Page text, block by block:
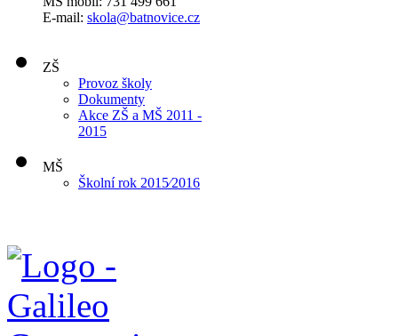
E-mail: skola@batnovice.cz
ZŠ
Provoz školy
Dokumenty
Akce ZŠ a MŠ 2011 -
2015
MŠ
Školní rok 2015⁄2016